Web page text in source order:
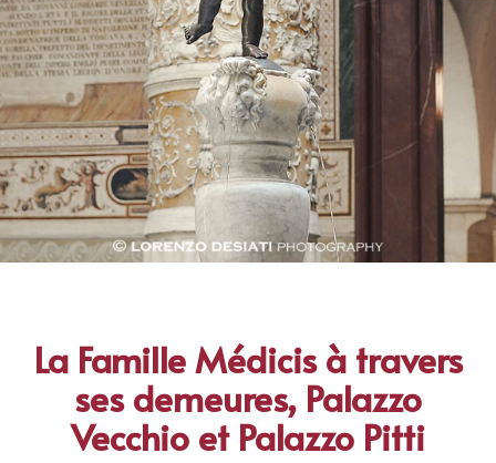
La Famille Médicis à travers
ses demeures, Palazzo
Vecchio et Palazzo Pitti